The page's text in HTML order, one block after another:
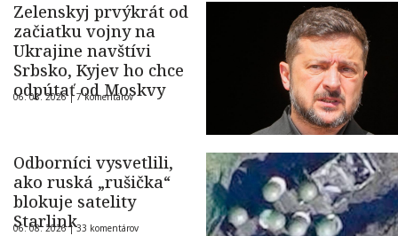
Zelenskyj prvýkrát od
začiatku vojny na
Ukrajine navštívi
Srbsko, Kyjev ho chce
odpútať od Moskvy
06. 08. 2026 |7 komentárov
Odborníci vysvetlili,
ako ruská „rušička“
blokuje satelity
Starlink
06. 08. 2026 |33 komentárov